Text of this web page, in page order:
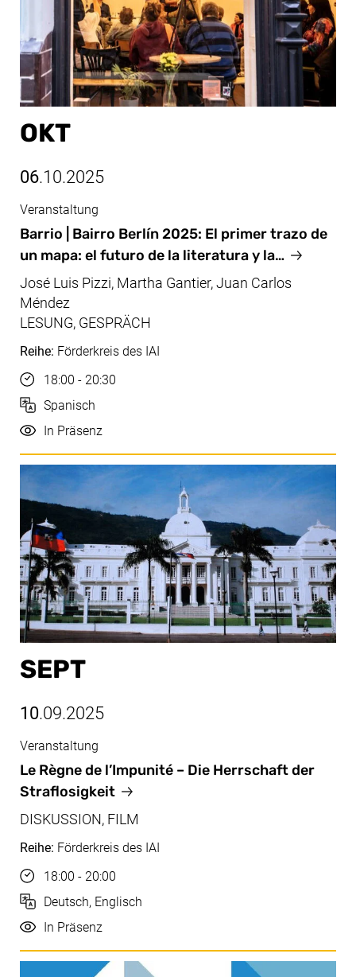
OKT
06.10.2025
Okt, 06.10.2025
Barrio | Bairro Berlín 2025: El primer trazo de
un mapa: el futuro de la literatura y la…
Veranstaltung
José Luis Pizzi, Martha Gantier, Juan Carlos
Méndez
LESUNG, GESPRÄCH
Reihe: Förderkreis des IAI
Uhrzeit
18:00 - 20:30
Sprache
Spanisch
Durchführung
In Präsenz
SEPT
10.09.2025
Sept, 10.09.2025
Le Règne de l’Impunité – Die Herrschaft der
Straflosigkeit
Veranstaltung
DISKUSSION, FILM
Reihe: Förderkreis des IAI
Uhrzeit
18:00 - 20:00
Sprache
Deutsch, Englisch
Durchführung
In Präsenz